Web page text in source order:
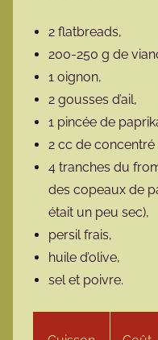
2 flatbreads,
200-250 g de
1 oignon,
2 gousses d’ail,
1 pincée de
2 cc de
4 tranches du
des copeaux de
était un peu sec),
persil frais,
huile d’olive,
sel et poivre.